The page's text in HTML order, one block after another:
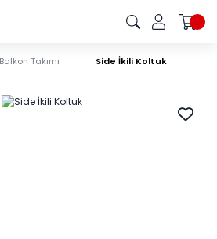
Takımı Side İkili Koltuk